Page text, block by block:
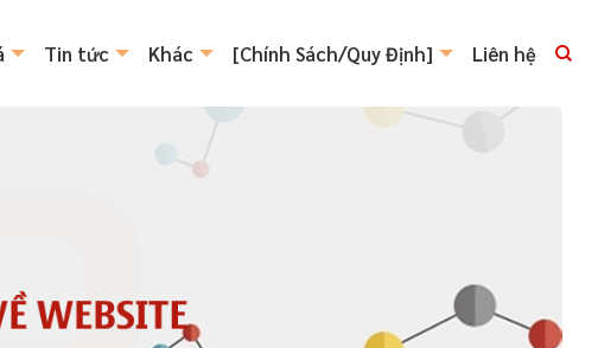
Tin tức Khác [Chính Sách/Quy Định] Liên hệ